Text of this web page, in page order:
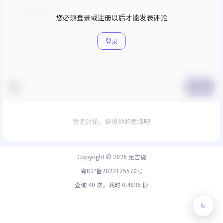
您必须登录或注册以后才能发表评论
登录
暂无讨论，说说你的看法吧
Copyright © 2026 无言说
粤ICP备2022125570号
查询 40 次，耗时 0.4836 秒